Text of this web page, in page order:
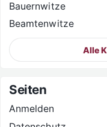
Bauernwitze
Beamtenwitze
Alle
Seiten
Anmelden